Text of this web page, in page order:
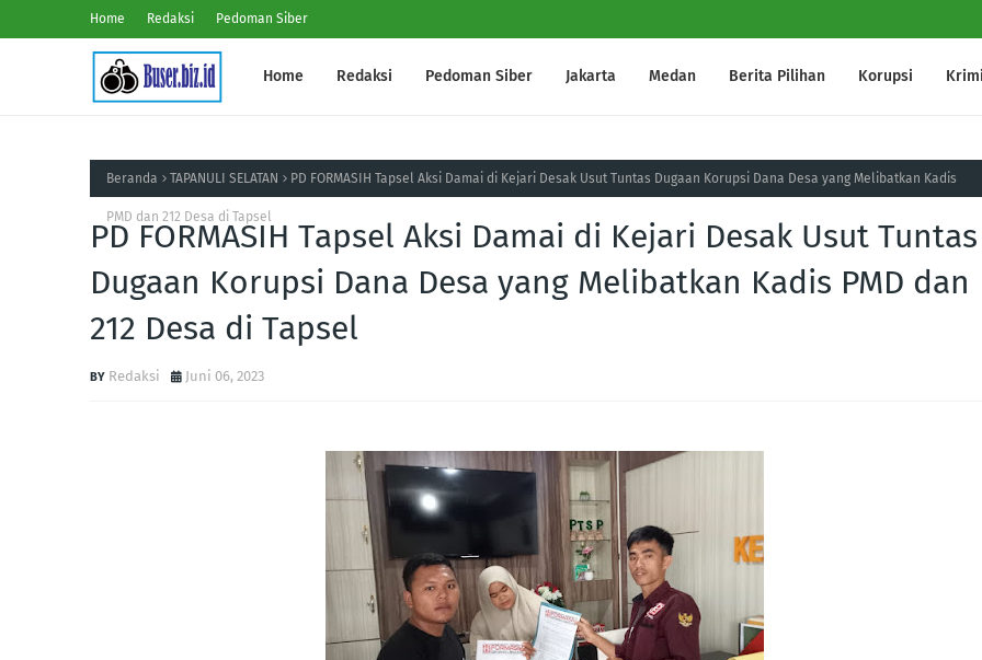
Home Redaksi Pedoman Siber
Home Redaksi Pedoman Siber Jakarta Medan Berita Pilihan Korupsi
Beranda TAPANULI SELATAN PD FORMASIH Tapsel Aksi Damai di Kejari Desak Usut Tuntas Dugaan Korupsi Dana Desa yang Melibatkan Kadis
PMD dan 212 Desa di Tapsel
PD FORMASIH Tapsel Aksi Damai di Kejari Desak Usut Tuntas
Dugaan Korupsi Dana Desa yang Melibatkan Kadis PMD dan
212 Desa di Tapsel
Redaksi Juni 06, 2023